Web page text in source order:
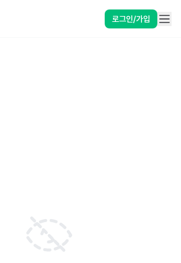
로그인/가입